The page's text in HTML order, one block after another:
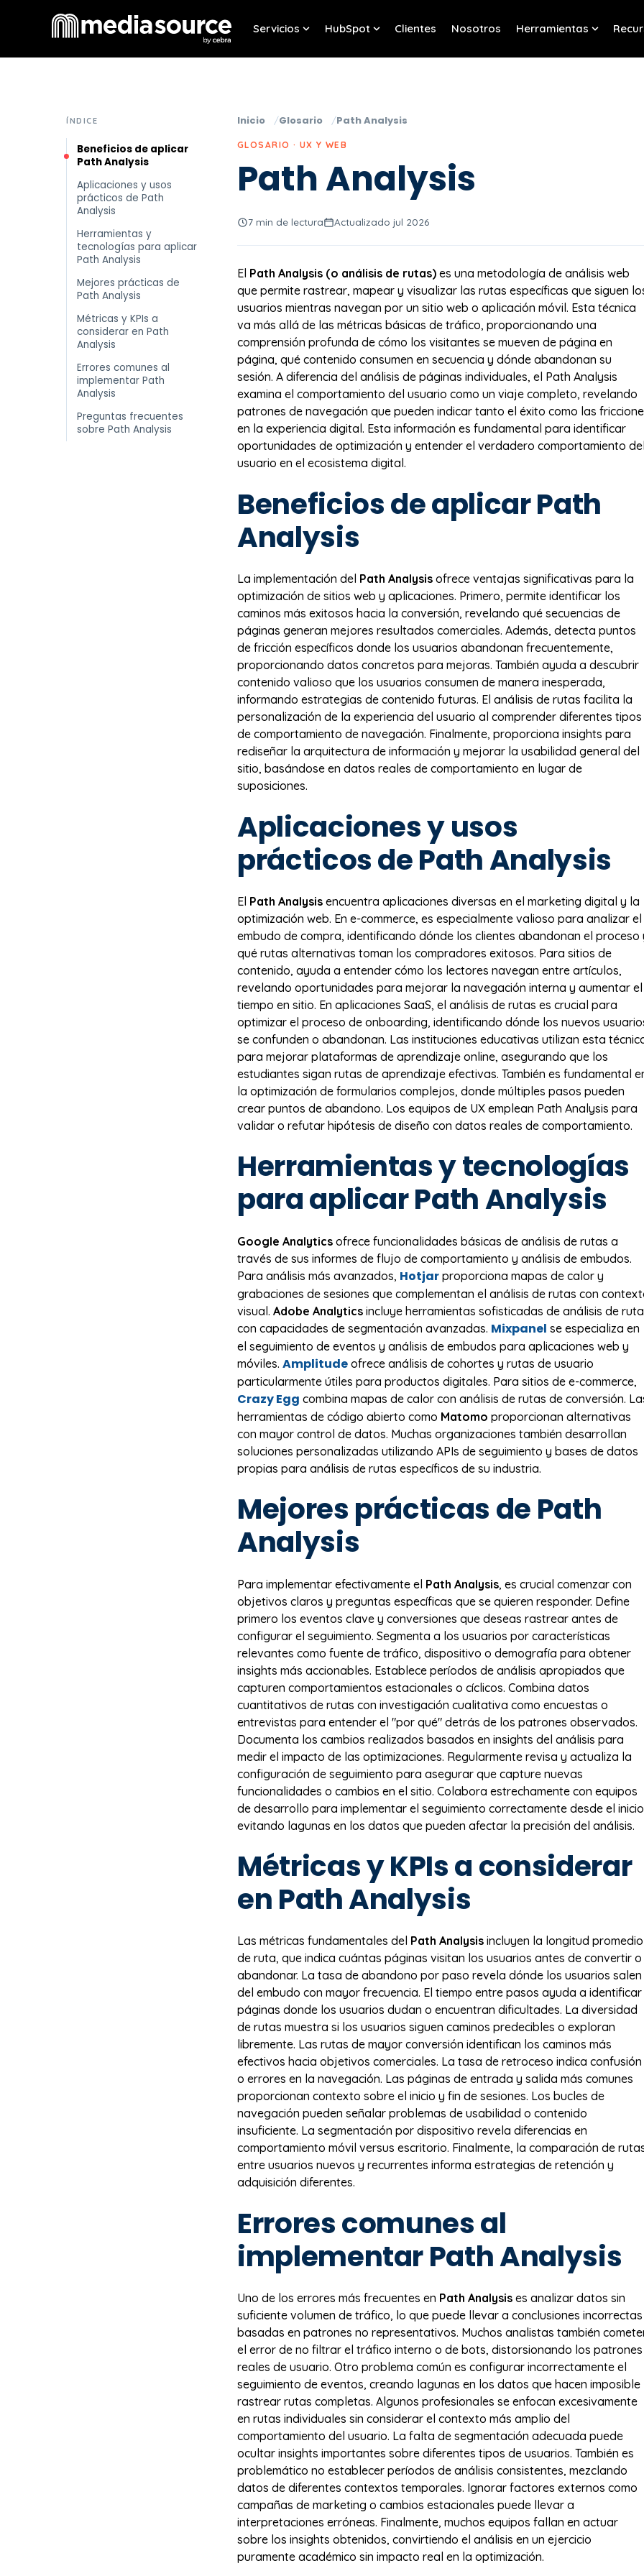
Servicios
Show submenu for Servicios
HubSpot
Show submenu for HubSpot
Clientes Nosotros Herramientas
Show
ÍNDICE
Beneficios de aplicar
Path Analysis
Aplicaciones y usos
prácticos de Path
Analysis
Herramientas y
tecnologías para aplicar
Path Analysis
Mejores prácticas de
Path Analysis
Métricas y KPIs a
considerar en Path
Analysis
Errores comunes al
implementar Path
Analysis
Preguntas frecuentes
sobre Path Analysis
Inicio Glosario Path Analysis
GLOSARIO · UX Y WEB
Path Analysis
7 min de lectura Actualizado jul 2026
El Path Analysis (o análisis de rutas) es una metodología de análisis web
que permite rastrear, mapear y visualizar las rutas específicas que siguen
usuarios mientras navegan por un sitio web o aplicación móvil. Esta técnica
va más allá de las métricas básicas de tráfico, proporcionando una
comprensión profunda de cómo los visitantes se mueven de página en
página, qué contenido consumen en secuencia y dónde abandonan su
sesión. A diferencia del análisis de páginas individuales, el Path Analysis
examina el comportamiento del usuario como un viaje completo, revelando
patrones de navegación que pueden indicar tanto el éxito como las
en la experiencia digital. Esta información es fundamental para identificar
oportunidades de optimización y entender el verdadero comportamiento
usuario en el ecosistema digital.
Beneficios de aplicar Path
Analysis
La implementación del Path Analysis ofrece ventajas significativas para la
optimización de sitios web y aplicaciones. Primero, permite identificar los
caminos más exitosos hacia la conversión, revelando qué secuencias de
páginas generan mejores resultados comerciales. Además, detecta puntos
de fricción específicos donde los usuarios abandonan frecuentemente,
proporcionando datos concretos para mejoras. También ayuda a descubrir
contenido valioso que los usuarios consumen de manera inesperada,
informando estrategias de contenido futuras. El análisis de rutas facilita la
personalización de la experiencia del usuario al comprender diferentes tipos
de comportamiento de navegación. Finalmente, proporciona insights para
rediseñar la arquitectura de información y mejorar la usabilidad general del
sitio, basándose en datos reales de comportamiento en lugar de
suposiciones.
Aplicaciones y usos
prácticos de Path Analysis
El Path Analysis encuentra aplicaciones diversas en el marketing digital y la
optimización web. En e-commerce, es especialmente valioso para analizar el
embudo de compra, identificando dónde los clientes abandonan el proceso
qué rutas alternativas toman los compradores exitosos. Para sitios de
contenido, ayuda a entender cómo los lectores navegan entre artículos,
revelando oportunidades para mejorar la navegación interna y aumentar el
tiempo en sitio. En aplicaciones SaaS, el análisis de rutas es crucial para
optimizar el proceso de onboarding, identificando dónde los nuevos
se confunden o abandonan. Las instituciones educativas utilizan esta
para mejorar plataformas de aprendizaje online, asegurando que los
estudiantes sigan rutas de aprendizaje efectivas. También es fundamental
la optimización de formularios complejos, donde múltiples pasos pueden
crear puntos de abandono. Los equipos de UX emplean Path Analysis para
validar o refutar hipótesis de diseño con datos reales de comportamiento.
Herramientas y tecnologías
para aplicar Path Analysis
Google Analytics ofrece funcionalidades básicas de análisis de rutas a
través de sus informes de flujo de comportamiento y análisis de embudos.
Para análisis más avanzados, Hotjar proporciona mapas de calor y
grabaciones de sesiones que complementan el análisis de rutas con
visual. Adobe Analytics incluye herramientas sofisticadas de análisis de
con capacidades de segmentación avanzadas. Mixpanel se especializa en
el seguimiento de eventos y análisis de embudos para aplicaciones web y
móviles. Amplitude ofrece análisis de cohortes y rutas de usuario
particularmente útiles para productos digitales. Para sitios de e-commerce,
Crazy Egg combina mapas de calor con análisis de rutas de conversión.
herramientas de código abierto como Matomo proporcionan alternativas
con mayor control de datos. Muchas organizaciones también desarrollan
soluciones personalizadas utilizando APIs de seguimiento y bases de datos
propias para análisis de rutas específicos de su industria.
Mejores prácticas de Path
Analysis
Para implementar efectivamente el Path Analysis, es crucial comenzar con
objetivos claros y preguntas específicas que se quieren responder. Define
primero los eventos clave y conversiones que deseas rastrear antes de
configurar el seguimiento. Segmenta a los usuarios por características
relevantes como fuente de tráfico, dispositivo o demografía para obtener
insights más accionables. Establece períodos de análisis apropiados que
capturen comportamientos estacionales o cíclicos. Combina datos
cuantitativos de rutas con investigación cualitativa como encuestas o
entrevistas para entender el "por qué" detrás de los patrones observados.
Documenta los cambios realizados basados en insights del análisis para
medir el impacto de las optimizaciones. Regularmente revisa y actualiza la
configuración de seguimiento para asegurar que capture nuevas
funcionalidades o cambios en el sitio. Colabora estrechamente con equipos
de desarrollo para implementar el seguimiento correctamente desde el
evitando lagunas en los datos que pueden afectar la precisión del análisis.
Métricas y KPIs a considerar
en Path Analysis
Las métricas fundamentales del Path Analysis incluyen la longitud promedio
de ruta, que indica cuántas páginas visitan los usuarios antes de convertir o
abandonar. La tasa de abandono por paso revela dónde los usuarios salen
del embudo con mayor frecuencia. El tiempo entre pasos ayuda a identificar
páginas donde los usuarios dudan o encuentran dificultades. La diversidad
de rutas muestra si los usuarios siguen caminos predecibles o exploran
libremente. Las rutas de mayor conversión identifican los caminos más
efectivos hacia objetivos comerciales. La tasa de retroceso indica confusión
o errores en la navegación. Las páginas de entrada y salida más comunes
proporcionan contexto sobre el inicio y fin de sesiones. Los bucles de
navegación pueden señalar problemas de usabilidad o contenido
insuficiente. La segmentación por dispositivo revela diferencias en
comportamiento móvil versus escritorio. Finalmente, la comparación de
entre usuarios nuevos y recurrentes informa estrategias de retención y
adquisición diferentes.
Errores comunes al
implementar Path Analysis
Uno de los errores más frecuentes en Path Analysis es analizar datos sin
suficiente volumen de tráfico, lo que puede llevar a conclusiones incorrectas
basadas en patrones no representativos. Muchos analistas también
el error de no filtrar el tráfico interno o de bots, distorsionando los patrones
reales de usuario. Otro problema común es configurar incorrectamente el
seguimiento de eventos, creando lagunas en los datos que hacen imposible
rastrear rutas completas. Algunos profesionales se enfocan excesivamente
en rutas individuales sin considerar el contexto más amplio del
comportamiento del usuario. La falta de segmentación adecuada puede
ocultar insights importantes sobre diferentes tipos de usuarios. También es
problemático no establecer períodos de análisis consistentes, mezclando
datos de diferentes contextos temporales. Ignorar factores externos como
campañas de marketing o cambios estacionales puede llevar a
interpretaciones erróneas. Finalmente, muchos equipos fallan en actuar
sobre los insights obtenidos, convirtiendo el análisis en un ejercicio
puramente académico sin impacto real en la optimización.